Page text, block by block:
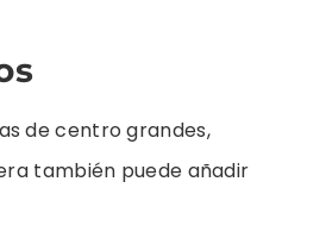
de centro grandes,
también puede añadir